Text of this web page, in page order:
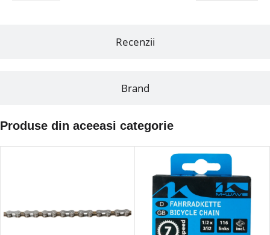
Recenzii
Brand
Produse din aceeasi categorie